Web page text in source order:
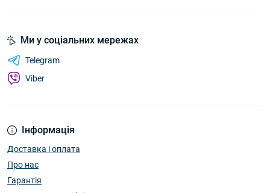
Інформація
Доставка і оплата
Про нас
Гарантія
Ми у соціальних мережах
Telegram
Viber